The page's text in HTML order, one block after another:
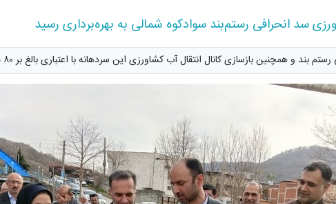
سد انحرافی رستم‌بند سوادکوه شمالی به بهره‌برداری رسید
کانال انتقال آب کشاورزی این سردهانه با اعتباری بالغ بر ۸۰ میلیارد ریال در سوادکوه شمالی به بهره‌برداری رسید.